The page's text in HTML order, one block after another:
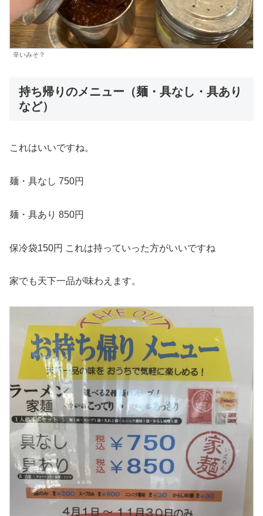
辛いみそ？
持ち帰りのメニュー（麺・具なし・具あり
など）
これはいいですね。
麺・具なし 750円
麺・具あり 850円
保冷袋150円 これは持っていった方がいいですね
家でも天下一品が味わえます。